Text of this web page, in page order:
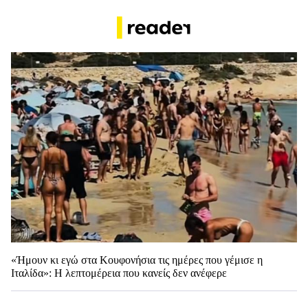
«Ήμουν κι εγώ στα Κουφονήσια τις ημέρες που γέμισε η
Ιταλίδα»: Η λεπτομέρεια που κανείς δεν ανέφερε